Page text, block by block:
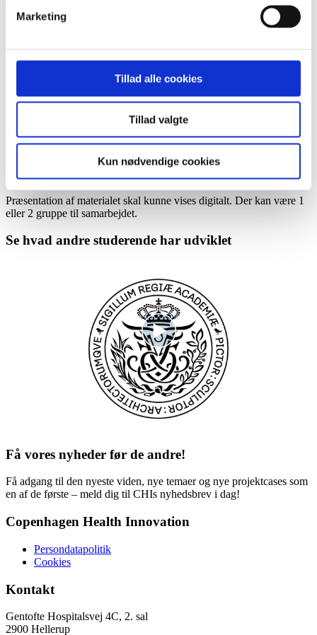
Marketing
Tillad alle cookies
Tillad valgte
Kun nødvendige cookies
I Kard Lab på Rigshospitalet indlægges årligt omkring 800 patienter
Kard Lab og patienterne ”bestilles” ned med portør i god tid for at
opnå god rumudnyttelse på operationsstuerne.
Andet
Præsentation af materialet skal kunne vises digitalt. Der kan være 1
eller 2 gruppe til samarbejdet.
Se hvad andre studerende har udviklet
Få vores nyheder før de andre!
Få adgang til den nyeste viden, nye temaer og nye projektcases som
en af de første – meld dig til CHIs nyhedsbrev i dag!
Copenhagen Health Innovation
Persondatapolitik
Cookies
Kontakt
Gentofte Hospitalsvej 4C, 2. sal
2900 Hellerup